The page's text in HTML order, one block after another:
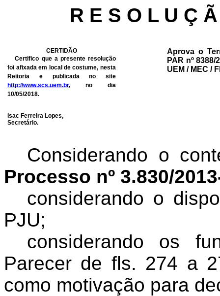
R E S O L U Ç
CERTIDÃO
Certifico que a presente resolução
foi afixada em local de costume, nesta
Reitoria e publicada no site
http://www.scs.uem.br, no dia
10/05/2018.
Isac Ferreira Lopes,
Secretário.
Aprova o
PAR nº
UEM / MEC /
Considerando o
Processo nº 3.830/
considerando o
PJU;
considerando os
Parecer de fls. 274 a
como motivação para